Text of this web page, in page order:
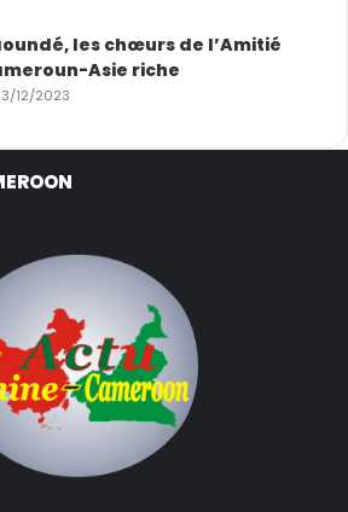
les chœurs de l’Amitié
Asie riche
12/2023